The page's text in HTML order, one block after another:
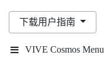
下载用户指南
VIVE Cosmos Menu